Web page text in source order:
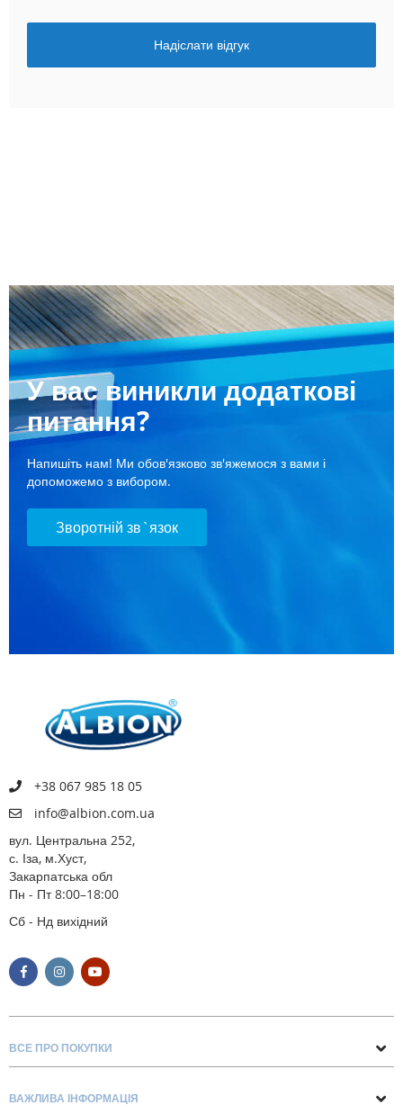
Надіслати відгук
У вас виникли додаткові
питання?
Напишіть нам! Ми обов'язково зв'яжемося з вами і
допоможемо з вибором.
Зворотній зв`язок
+38 067 985 18 05
info@albion.com.ua
вул. Центральна 252,
с. Іза, м.Хуст,
Закарпатська обл
Пн - Пт 8:00–18:00
Сб - Нд вихідний
ВСЕ ПРО ПОКУПКИ
ВАЖЛИВА ІНФОРМАЦІЯ